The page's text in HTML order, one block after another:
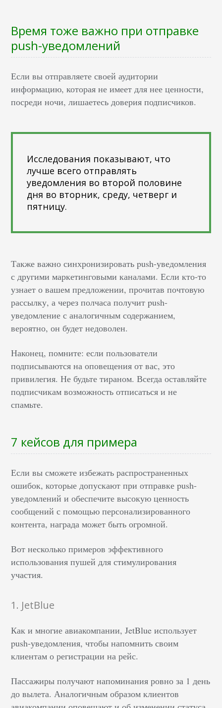
Время тоже важно при отправке
push-уведомлений
Если вы отправляете своей аудитории
информацию, которая не имеет для нее ценности,
посреди ночи, лишаетесь доверия подписчиков.
Исследования показывают, что
лучше всего отправлять
уведомления во второй половине
дня во вторник, среду, четверг и
пятницу.
Также важно синхронизировать push-уведомления
с другими маркетинговыми каналами. Если кто-то
узнает о вашем предложении, прочитав почтовую
рассылку, а через полчаса получит push-
уведомление с аналогичным содержанием,
вероятно, он будет недоволен.
Наконец, помните: если пользователи
подписываются на оповещения от вас, это
привилегия. Не будьте тираном. Всегда оставляйте
подписчикам возможность отписаться и не
спамьте.
7 кейсов для примера
Если вы сможете избежать распространенных
ошибок, которые допускают при отправке push-
уведомлений и обеспечите высокую ценность
сообщений с помощью персонализированного
контента, награда может быть огромной.
Вот несколько примеров эффективного
использования пушей для стимулирования
участия.
1. JetBlue
Как и многие авиакомпании, JetBlue использует
push-уведомления, чтобы напомнить своим
клиентам о регистрации на рейс.
Пассажиры получают напоминания ровно за 1 день
до вылета. Аналогичным образом клиентов